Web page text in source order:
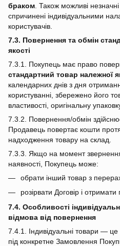
браком . Також можливі незначні
спричинені індивідуальними
користувачів.
7.3. Повернення та обмін
якості
7.3.1. Покупець має право
стандартний товар належної
календарних днів з дня
користуванні, збережено його
властивості, оригінальну
7.3.2. Повернення/обмін
Продавець повертає кошти
надходження товару на склад.
7.3.3. Якщо на момент
наявності, Покупець може:
обрати інший товар з
розірвати Договір і
7.4. Особливості
відмова від повернення
7.4.1. Індивідуальні товари —
під конкретне Замовлення